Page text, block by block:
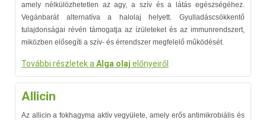
amely nélkülözhetetlen az agy, a szív és a látás egészségéhez.
Vegánbarát alternatíva a halolaj helyett. Gyulladáscsökkentő
tulajdonságai révén támogatja az ízületeket és az immunrendszert,
miközben elősegíti a szív- és érrendszer megfelelő működését.
További részletek a Alga olaj előnyeiről
Allicin
Az allicin a fokhagyma aktív vegyülete, amely erős antimikrobiális és